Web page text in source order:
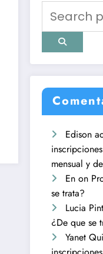
Edison
mensual y
En on
se trata?
Lucia
¿De que se
Yanet